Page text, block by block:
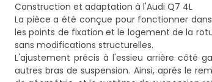
Construction et adaptation à l'Audi Q7 4L
La pièce a été conçue pour fonctionner
les points de fixation et le logement de la
sans modifications structurelles.
L'ajustement précis à l'essieu arrière côté
autres bras de suspension. Ainsi, après le